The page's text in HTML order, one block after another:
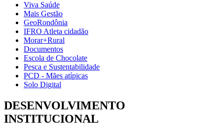
Viva Saúde
Mais Gestão
GeoRondônia
IFRO Atleta cidadão
Morar+Rural
Documentos
Escola de Chocolate
Pesca e Sustentabilidade
PCD - Mães atípicas
Solo Digital
DESENVOLVIMENTO
INSTITUCIONAL